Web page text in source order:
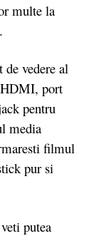
multe la
vedere al
port
pentru
media
filmul
pur si
putea